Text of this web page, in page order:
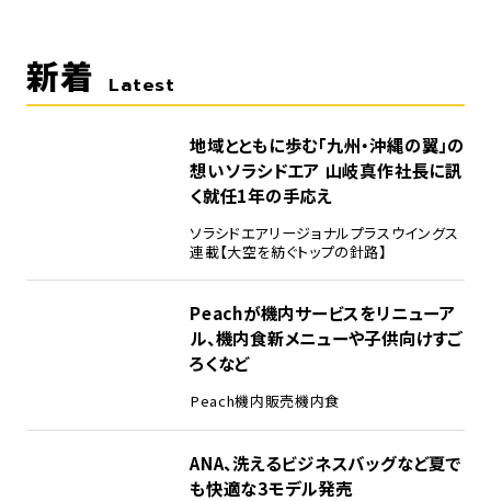
新着 Latest
地域とともに歩む「九州・沖縄の翼」の
想い――ソラシドエア 山岐真作社長に訊
く就任1年の手応え
ソラシドエアリージョナルプラスウイングス
連載【大空を紡ぐトップの針路】
Peachが機内サービスをリニューア
ル、機内食新メニューや子供向けすご
ろくなど
Peach機内販売機内食
ANA、洗えるビジネスバッグなど夏で
も快適な3モデル発売